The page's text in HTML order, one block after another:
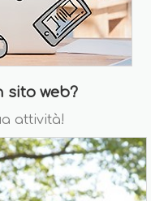
sito web?
attività!